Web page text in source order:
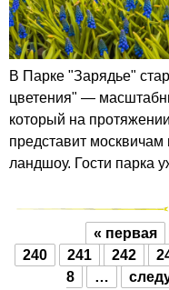
В Парке "Зарядье"
цветения" —
который на
представит москвичам
ландшоу. Гости парка
Страницы
« первая
240
241 242
8
…